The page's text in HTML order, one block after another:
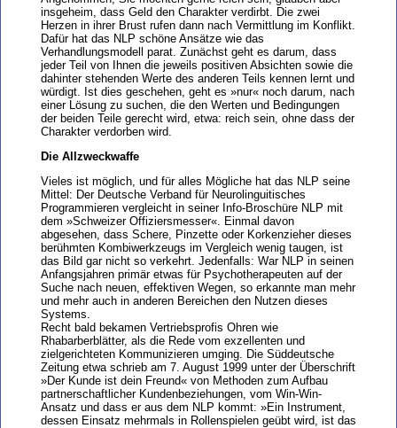
insgeheim, dass Geld den Charakter verdirbt. Die zwei
Herzen in ihrer Brust rufen dann nach Vermittlung im Konflikt.
Dafür hat das NLP schöne Ansätze wie das
Verhandlungsmodell parat. Zunächst geht es darum, dass
jeder Teil von Ihnen die jeweils positiven Absichten sowie die
dahinter stehenden Werte des anderen Teils kennen lernt und
würdigt. Ist dies geschehen, geht es »nur« noch darum, nach
einer Lösung zu suchen, die den Werten und Bedingungen
der beiden Teile gerecht wird, etwa: reich sein, ohne dass der
Charakter verdorben wird.
Die Allzweckwaffe
Vieles ist möglich, und für alles Mögliche hat das NLP seine
Mittel: Der Deutsche Verband für Neurolinguitisches
Programmieren vergleicht in seiner Info-Broschüre NLP mit
dem »Schweizer Offiziersmesser«. Einmal davon
abgesehen, dass Schere, Pinzette oder Korkenzieher dieses
berühmten Kombiwerkzeugs im Vergleich wenig taugen, ist
das Bild gar nicht so verkehrt. Jedenfalls: War NLP in seinen
Anfangsjahren primär etwas für Psychotherapeuten auf der
Suche nach neuen, effektiven Wegen, so erkannte man mehr
und mehr auch in anderen Bereichen den Nutzen dieses
Systems.
Recht bald bekamen Vertriebsprofis Ohren wie
Rhabarberblätter, als die Rede vom exzellenten und
zielgerichteten Kommunizieren umging. Die Süddeutsche
Zeitung etwa schrieb am 7. August 1999 unter der Überschrift
»Der Kunde ist dein Freund« von Methoden zum Aufbau
partnerschaftlicher Kundenbeziehungen, vom Win-Win-
Ansatz und dass er aus dem NLP kommt: »Ein Instrument,
dessen Einsatz mehrmals in Rollenspielen geübt wird, ist das